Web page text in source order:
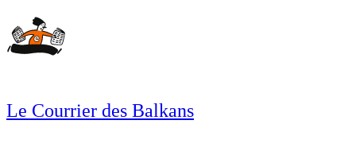
Aller
au
Le Courrier des Balkans